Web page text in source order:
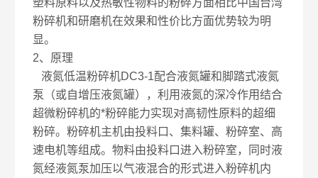
塑料原料以及热敏性物料的粉碎方面相比中国台湾
粉碎机和研磨机在效果和性价比方面优势较为明
显。
2、原理
液氮低温粉碎机DC3-1配合液氮罐和脚踏式液氮
泵（或自增压液氮罐），利用液氮的深冷作用结合
超微粉碎机的*粉碎能力实现对高韧性原料的超细
粉碎。粉碎机主机由投料口、集料罐、粉碎室、高
速电机等组成。物料由投料口进入粉碎室，同时液
氮经液氮泵加压以气液混合的形式进入粉碎机内